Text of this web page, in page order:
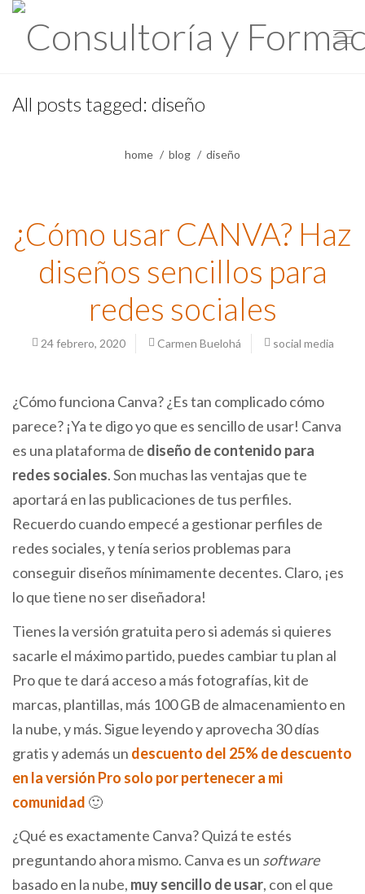
All posts tagged: diseño
home blog diseño
¿Cómo usar CANVA? Haz
diseños sencillos para
redes sociales
24 febrero, 2020 Carmen Buelohá social media
¿Cómo funciona Canva? ¿Es tan complicado cómo
parece? ¡Ya te digo yo que es sencillo de usar! Canva
es una plataforma de diseño de contenido para
redes sociales. Son muchas las ventajas que te
aportará en las publicaciones de tus perfiles.
Recuerdo cuando empecé a gestionar perfiles de
redes sociales, y tenía serios problemas para
conseguir diseños mínimamente decentes. Claro, ¡es
lo que tiene no ser diseñadora!
Tienes la versión gratuita pero si además si quieres
sacarle el máximo partido, puedes cambiar tu plan al
Pro que te dará acceso a más fotografías, kit de
marcas, plantillas, más 100 GB de almacenamiento en
la nube, y más. Sigue leyendo y aprovecha 30 días
gratis y además un descuento del 25% de descuento
en la versión Pro solo por pertenecer a mi
comunidad 🙂
¿Qué es exactamente Canva? Quizá te estés
preguntando ahora mismo. Canva es un software
basado en la nube, muy sencillo de usar, con el que